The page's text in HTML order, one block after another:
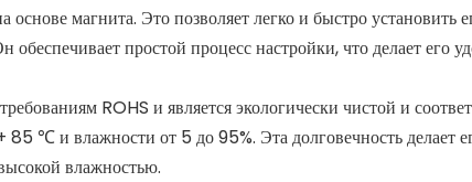
магнита. Это позволяет легко и быстро
простой процесс настройки, что делает его
ROHS и является экологически чистой и
℃ и влажности от 5 до 95%. Эта долговечность
влажностью.